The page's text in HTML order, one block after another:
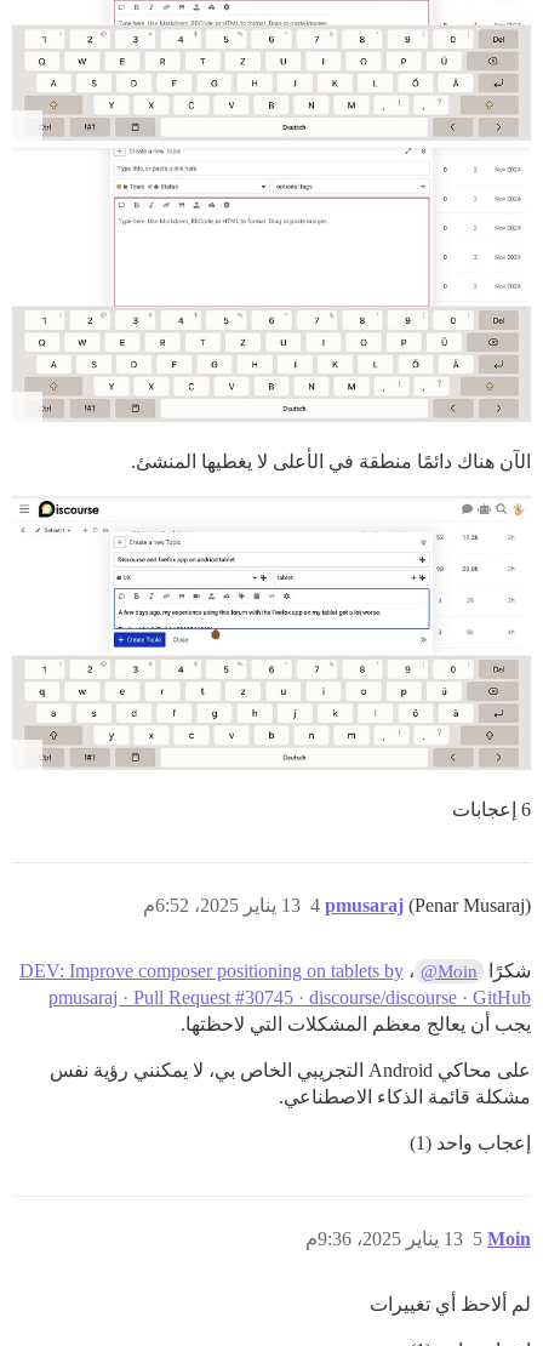
الآن هناك دائمًا منطقة في الأعلى لا يغطيها المنشئ.
6 إعجابات
pmusaraj (Penar Musaraj) 13 يناير 2025، 6:52م 4
شكرًا @Moin ،DEV: Improve composer positioning on tablets by
pmusaraj · Pull Request #30745 · discourse/discourse · GitHub
يجب أن يعالج معظم المشكلات التي لاحظتها.
على محاكي Android التجريبي الخاص بي، لا يمكنني رؤية نفس
مشكلة قائمة الذكاء الاصطناعي.
إعجاب واحد (1)
Moin 13 يناير 2025، 9:36م 5
لم ألاحظ أي تغييرات